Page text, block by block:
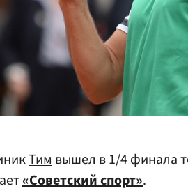
Тимвышел в 1/4 финала
«Советский спорт».